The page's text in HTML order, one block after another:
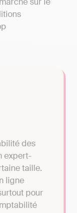
des
expert-
taille.
ligne
pour